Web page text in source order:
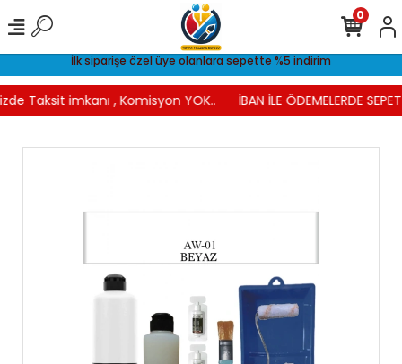
İlk siparişe özel üye olanlara sepette %5 indirim
Taksit imkanı , Komisyon YOK.. İBAN İLE ÖDEMELERDE
0